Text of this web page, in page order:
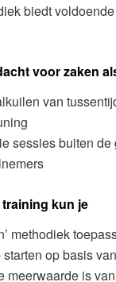
biedt
voor zaken
van
sessies buiten de
kun je
methodiek
op basis
meerwaarde is